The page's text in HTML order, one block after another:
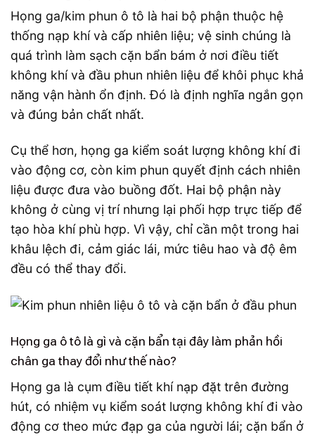
Họng ga/kim phun ô tô là hai bộ phận thuộc hệ
thống nạp khí và cấp nhiên liệu; vệ sinh chúng là
quá trình làm sạch cặn bẩn bám ở nơi điều tiết
không khí và đầu phun nhiên liệu để khôi phục khả
năng vận hành ổn định. Đó là định nghĩa ngắn gọn
và đúng bản chất nhất.
Cụ thể hơn, họng ga kiểm soát lượng không khí đi
vào động cơ, còn kim phun quyết định cách nhiên
liệu được đưa vào buồng đốt. Hai bộ phận này
không ở cùng vị trí nhưng lại phối hợp trực tiếp để
tạo hòa khí phù hợp. Vì vậy, chỉ cần một trong hai
khâu lệch đi, cảm giác lái, mức tiêu hao và độ êm
đều có thể thay đổi.
Họng ga ô tô là gì và cặn bẩn tại đây làm phản hồi
chân ga thay đổi như thế nào?
Họng ga là cụm điều tiết khí nạp đặt trên đường
hút, có nhiệm vụ kiểm soát lượng không khí đi vào
động cơ theo mức đạp ga của người lái; cặn bẩn ở